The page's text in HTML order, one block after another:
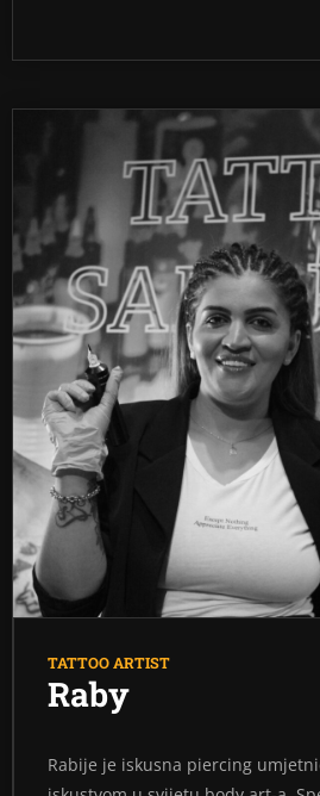
TATTOO ARTIST
Raby
Rabije je iskusna piercing